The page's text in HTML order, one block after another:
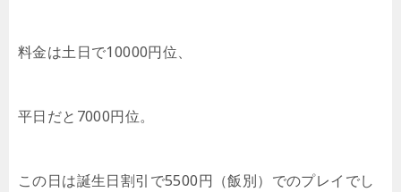
料金は土日で10000円位、
平日だと7000円位。
この日は誕生日割引で5500円（飯別）でのプレイでし